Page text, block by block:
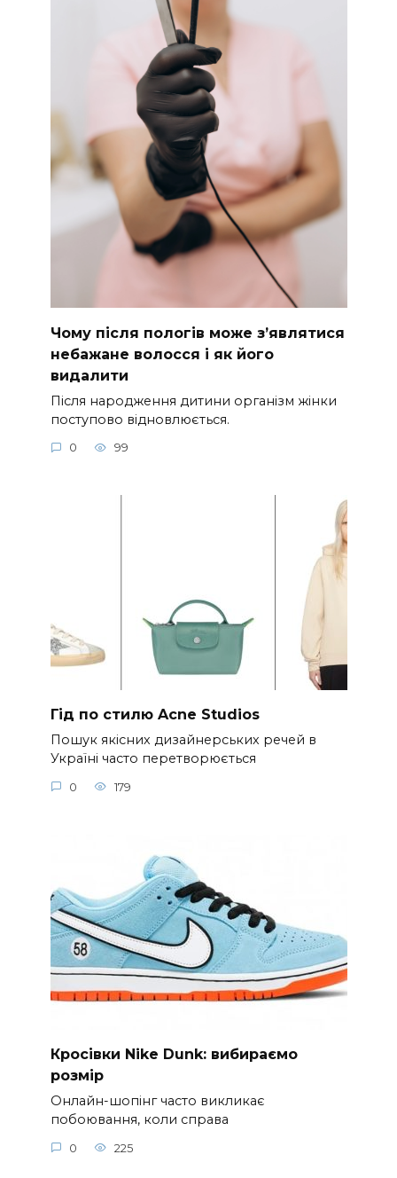
Чому після пологів може з’являтися
небажане волосся і як його
видалити
Після народження дитини організм жінки
поступово відновлюється.
0 99
Гід по стилю Acne Studios
Пошук якісних дизайнерських речей в
Україні часто перетворюється
0 179
Кросівки Nike Dunk: вибираємо
розмір
Онлайн-шопінг часто викликає
побоювання, коли справа
0 225